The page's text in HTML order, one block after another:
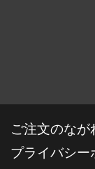
ご注文のなが
プライバシー